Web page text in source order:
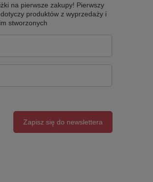
na pierwsze zakupy! Pierwszy
produktów z wyprzedaży i
stworzonych
Zapisz się do newslettera